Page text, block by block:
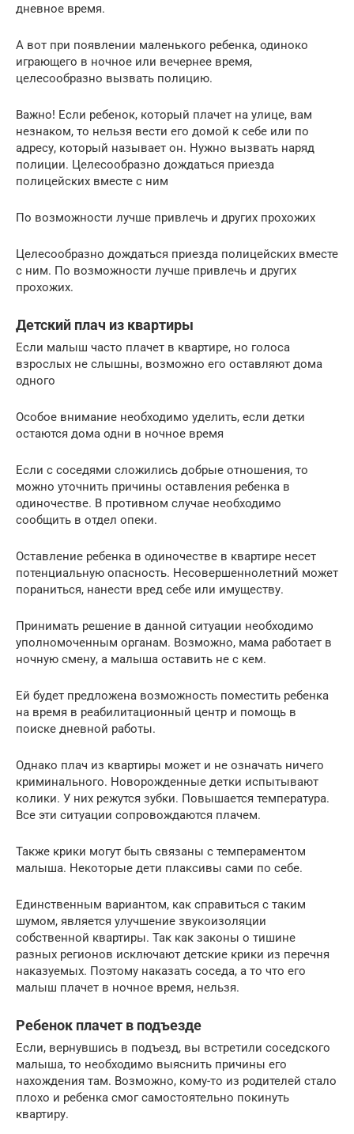
дневное время.
А вот при появлении маленького ребенка, одиноко
играющего в ночное или вечернее время,
целесообразно вызвать полицию.
Важно! Если ребенок, который плачет на улице, вам
незнаком, то нельзя вести его домой к себе или по
адресу, который называет он. Нужно вызвать наряд
полиции. Целесообразно дождаться приезда
полицейских вместе с ним
По возможности лучше привлечь и других прохожих
Целесообразно дождаться приезда полицейских вместе
с ним. По возможности лучше привлечь и других
прохожих.
Детский плач из квартиры
Если малыш часто плачет в квартире, но голоса
взрослых не слышны, возможно его оставляют дома
одного
Особое внимание необходимо уделить, если детки
остаются дома одни в ночное время
Если с соседями сложились добрые отношения, то
можно уточнить причины оставления ребенка в
одиночестве. В противном случае необходимо
сообщить в отдел опеки.
Оставление ребенка в одиночестве в квартире несет
потенциальную опасность. Несовершеннолетний может
пораниться, нанести вред себе или имуществу.
Принимать решение в данной ситуации необходимо
уполномоченным органам. Возможно, мама работает в
ночную смену, а малыша оставить не с кем.
Ей будет предложена возможность поместить ребенка
на время в реабилитационный центр и помощь в
поиске дневной работы.
Однако плач из квартиры может и не означать ничего
криминального. Новорожденные детки испытывают
колики. У них режутся зубки. Повышается температура.
Все эти ситуации сопровождаются плачем.
Также крики могут быть связаны с темпераментом
малыша. Некоторые дети плаксивы сами по себе.
Единственным вариантом, как справиться с таким
шумом, является улучшение звукоизоляции
собственной квартиры. Так как законы о тишине
разных регионов исключают детские крики из перечня
наказуемых. Поэтому наказать соседа, а то что его
малыш плачет в ночное время, нельзя.
Ребенок плачет в подъезде
Если, вернувшись в подъезд, вы встретили соседского
малыша, то необходимо выяснить причины его
нахождения там. Возможно, кому-то из родителей стало
плохо и ребенка смог самостоятельно покинуть
квартиру.